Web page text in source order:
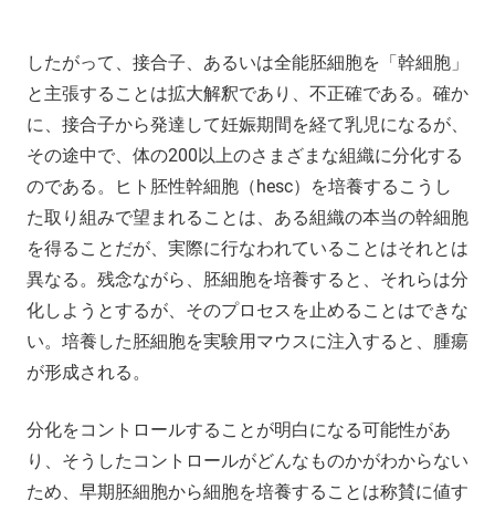
したがって、接合子、あるいは全能胚細胞を「幹細胞」
と主張することは拡大解釈であり、不正確である。確か
に、接合子から発達して妊娠期間を経て乳児になるが、
その途中で、体の200以上のさまざまな組織に分化する
のである。ヒト胚性幹細胞（hesc）を培養するこうし
た取り組みで望まれることは、ある組織の本当の幹細胞
を得ることだが、実際に行なわれていることはそれとは
異なる。残念ながら、胚細胞を培養すると、それらは分
化しようとするが、そのプロセスを止めることはできな
い。培養した胚細胞を実験用マウスに注入すると、腫瘍
が形成される。
分化をコントロールすることが明白になる可能性があ
り、そうしたコントロールがどんなものかがわからない
ため、早期胚細胞から細胞を培養することは称賛に値す